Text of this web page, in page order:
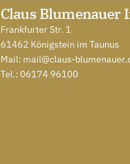
Claus Blumenauer
Frankfurter Str. 1
61462 Königstein im Taunus
Mail: mail@claus-
Tel.: 06174 96100